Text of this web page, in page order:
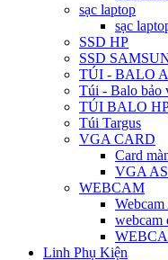
sạc laptop
sạc
SSD HP
SSD
TÚI - BALO
Túi - Balo bảo
TÚI BALO
Túi Targus
VGA CARD
Card
VGA
WEBCAM
webcam
Linh Phụ Kiện